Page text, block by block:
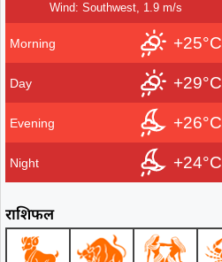
Wind: Southwest, 1.9 m/s
Morning +25°C
Day +29°C
Evening +26°C
Night +24°C
राशिफल